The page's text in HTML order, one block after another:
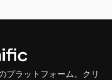
プラットフォーム。クリ